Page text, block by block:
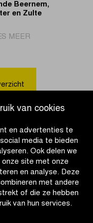
van cookies
en advertenties te
media te bieden
Ook delen we
onze site met onze
en analyse. Deze
met andere
of die ze hebben
van hun services.
Beernem,
en Zulte
MEER
in
van
Ronde
Aalter
en
Zulte